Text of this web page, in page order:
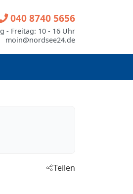
040 8740 5656
- Freitag: 10 - 16 Uhr
moin@nordsee24.de
Teilen